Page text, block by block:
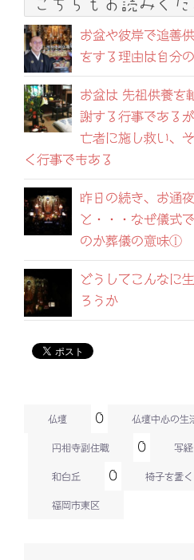
こちらもお読みくだ
お盆や彼岸で追善
をする理由は自分
お盆は 先祖供養を
謝する行事である
亡者に施し救い、
く行事でもある
昨日の続き、お通
と・・・なぜ儀式
のか葬儀の意味①
どうしてこんなに
ろうか
仏壇 0 仏壇中心の生
円相寺副住職 0 写経
和白丘 0 椅子を置く
福岡市東区